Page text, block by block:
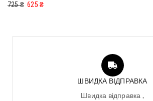
725₴ 625₴
ШВИДКА ВІДПРАВКА
Швидка відправка ,